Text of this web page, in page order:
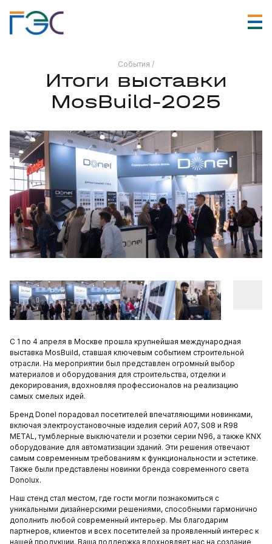
События /
Итоги выставки
MosBuild-2025
С 1 по 4 апреля в Москве прошла крупнейшая международная
выставка MosBuild, ставшая ключевым событием строительной
отрасли. На мероприятии был представлен огромный выбор
материалов и оборудования для строительства, отделки и
декорирования, вдохновляя профессионалов на реализацию
самых смелых идей.
Бренд Donel порадовал посетителей впечатляющими новинками,
включая электроустановочные изделия серий A07, S08 и R98
METAL, тумблерные выключатели и розетки серии N96, а также KNX
оборудование для автоматизации зданий. Эти решения отвечают
самым современным требованиям к функциональности и эстетике.
Также были представлены новинки бренда современного света
Donolux.
Наш стенд стал местом, где гости могли познакомиться с
уникальными дизайнерскими решениями, способными гармонично
дополнить любой современный интерьер. Мы благодарим
партнеров, клиентов и всех посетителей за проявленный интерес к
нашей продукции. Ваша поддержка вдохновляет нас на создание